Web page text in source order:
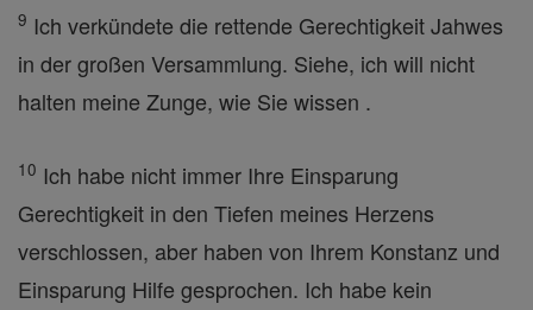
9 Ich verkündete die rettende Gerechtigkeit Jahwes
in der großen Versammlung. Siehe, ich will nicht
halten meine Zunge, wie Sie wissen .
10 Ich habe nicht immer Ihre Einsparung
Gerechtigkeit in den Tiefen meines Herzens
verschlossen, aber haben von Ihrem Konstanz und
Einsparung Hilfe gesprochen. Ich habe kein